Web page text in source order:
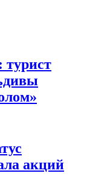
турист
акций